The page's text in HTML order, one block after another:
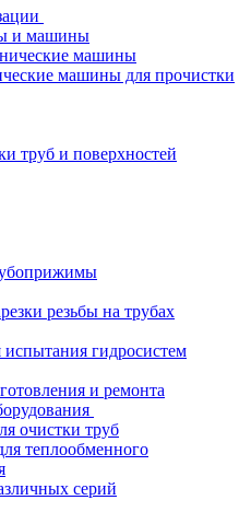
и машины
машины
машины для прочистки
труб и поверхностей
резьбы на трубах
гидросистем
и ремонта
очистки труб
теплообменного
серий